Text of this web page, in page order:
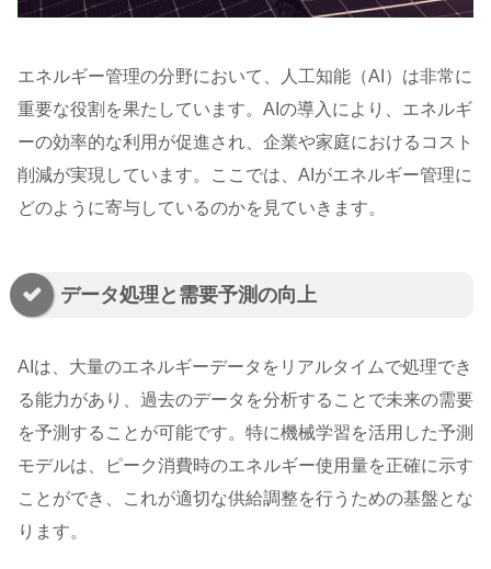
エネルギー管理の分野において、人工知能（AI）は非常に
重要な役割を果たしています。AIの導入により、エネルギ
ーの効率的な利用が促進され、企業や家庭におけるコスト
削減が実現しています。ここでは、AIがエネルギー管理に
どのように寄与しているのかを見ていきます。
データ処理と需要予測の向上
AIは、大量のエネルギーデータをリアルタイムで処理でき
る能力があり、過去のデータを分析することで未来の需要
を予測することが可能です。特に機械学習を活用した予測
モデルは、ピーク消費時のエネルギー使用量を正確に示す
ことができ、これが適切な供給調整を行うための基盤とな
ります。